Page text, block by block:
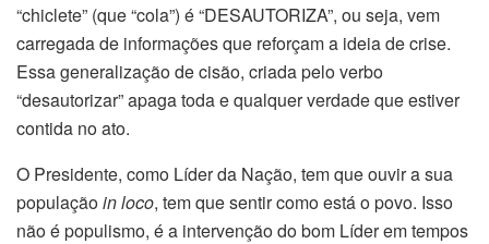
“chiclete” (que “cola”) é “DESAUTORIZA”, ou seja, vem
carregada de informações que reforçam a ideia de crise.
Essa generalização de cisão, criada pelo verbo
“desautorizar” apaga toda e qualquer verdade que estiver
contida no ato.
O Presidente, como Líder da Nação, tem que ouvir a sua
populaçãoin loco, tem que sentir como está o povo. Isso
não é populismo, é a intervenção do bom Líder em tempos